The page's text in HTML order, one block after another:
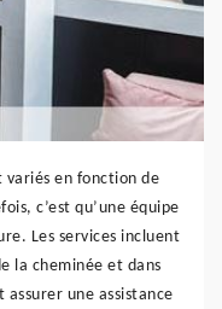
variés en fonction de
c’est qu’une équipe
Les services incluent
la cheminée et dans
une assistance